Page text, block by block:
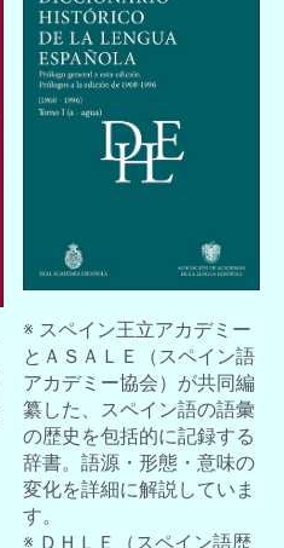
※ スペイン王立アカデミー
とＡＳＡＬＥ（スペイン語
アカデミー協会）が共同編
纂した、スペイン語の語彙
の歴史を包括的に記録する
辞書。語源・形態・意味の
変化を詳細に解説していま
す。
※ ＤＨＬＥ（スペイン語歴